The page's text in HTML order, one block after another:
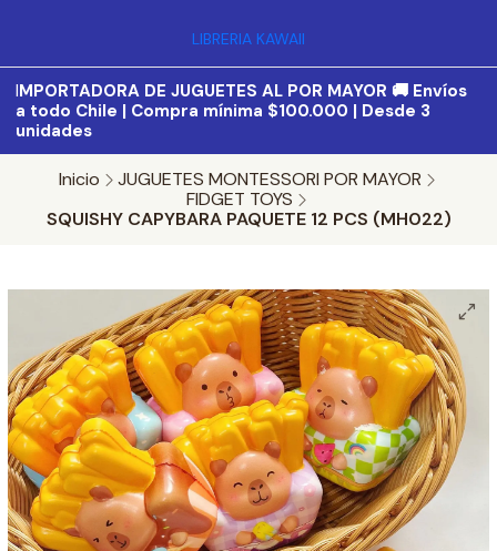
LIBRERIA KAWAII
IMPORTADORA DE JUGUETES AL POR MAYOR 🚚 Envíos
a todo Chile | Compra mínima $100.000 | Desde 3
unidades
Inicio
JUGUETES MONTESSORI POR MAYOR
FIDGET TOYS
SQUISHY CAPYBARA PAQUETE 12 PCS (MH022)